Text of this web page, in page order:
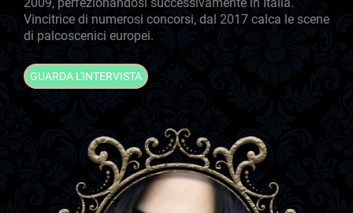
Vincitrice di numerosi concorsi, dal 2017 calca le scene
di palcoscenici europei.
GUARDA L'INTERVISTA